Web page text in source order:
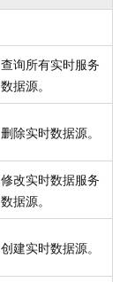
查询所有实时服务
数据源。
删除实时数据源。
修改实时数据服务
数据源。
创建实时数据源。